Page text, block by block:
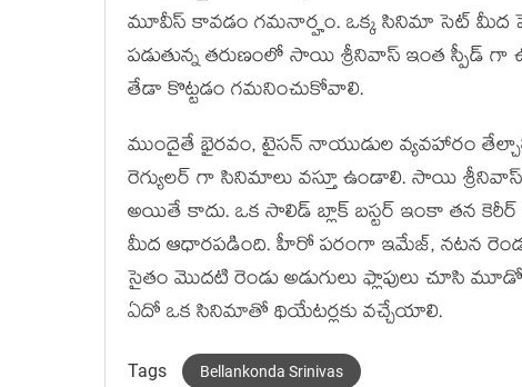
మూవీస్ కావడం గమనార్హం. ఒక్క సినిమా సెట్
పడుతున్న తరుణంలో సాయి శ్రీనివాస్ ఇంత స్పీడ్
తేడా కొట్టడం గమనించుకోవాలి.
ముందైతే భైరవం, టైసన్ నాయుడుల వ్యవహారం తేల్చాలి.
రెగ్యులర్ గా సినిమాలు వస్తూ ఉండాలి. సాయి
అయితే కాదు. ఒక సాలిడ్ బ్లాక్ బస్టర్ ఇంకా తన
మీద ఆధారపడింది. హీరో పరంగా ఇమేజ్, నటన
సైతం మొదటి రెండు అడుగులు ఫ్లాపులు చూసి
ఏదో ఒక సినిమాతో థియేటర్లకు వచ్చేయాలి.
Tags Bellankonda Srinivas